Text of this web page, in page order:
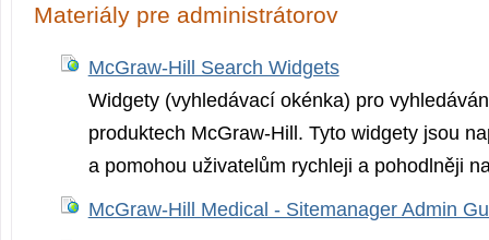
Materiály pre administrátorov
McGraw-Hill Search Widgets
Widgety (vyhledávací okénka) pro
produktech McGraw-Hill. Tyto widgety jsou
a pomohou uživatelům rychleji a pohodlněji
McGraw-Hill Medical - Sitemanager Admin